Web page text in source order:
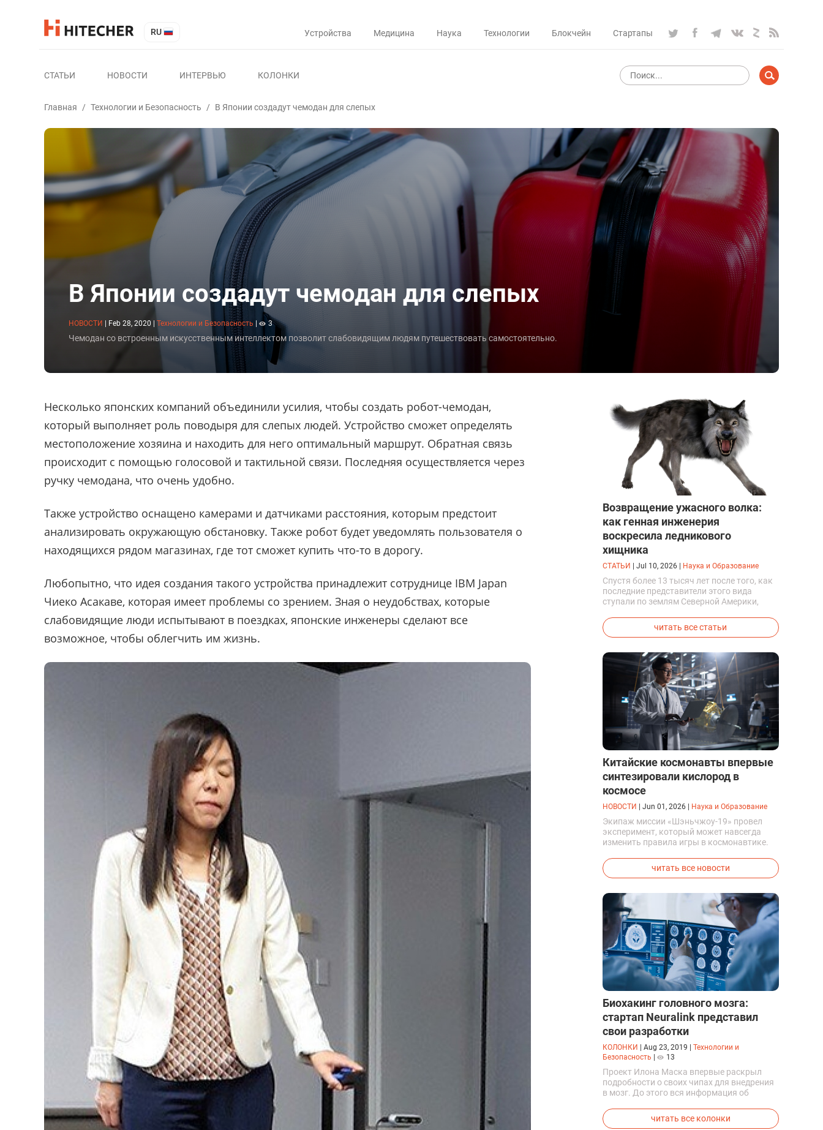
RU Устройства Медицина Наука Технологии Блокчейн Стартапы
СТАТЬИ НОВОСТИ ИНТЕРВЬЮ КОЛОНКИ
Главная / Технологии и Безопасность / В Японии создадут чемодан для слепых
В Японии создадут чемодан для слепых
НОВОСТИ | Feb 28, 2020 Технологии и Безопасность 3
Чемодан со встроенным искусственным интеллектом позволит слабовидящим людям путешествовать самостоятельно.
Несколько японских компаний объединили усилия, чтобы создать робот-чемодан,
который выполняет роль поводыря для слепых людей. Устройство сможет определять
местоположение хозяина и находить для него оптимальный маршрут. Обратная связь
происходит с помощью голосовой и тактильной связи. Последняя осуществляется через
ручку чемодана, что очень удобно.
Также устройство оснащено камерами и датчиками расстояния, которым предстоит
анализировать окружающую обстановку. Также робот будет уведомлять пользователя о
находящихся рядом магазинах, где тот сможет купить что-то в дорогу.
Любопытно, что идея создания такого устройства принадлежит сотруднице IBM Japan
Чиеко Асакаве, которая имеет проблемы со зрением. Зная о неудобствах, которые
слабовидящие люди испытывают в поездках, японские инженеры сделают все
возможное, чтобы облегчить им жизнь.
Возвращение ужасного волка:
как генная инженерия
воскресила ледникового
хищника
СТАТЬИ Jul 10, 2026 Наука и Образование
Спустя более 13 тысяч лет после того, как
последние представители этого вида
ступали по землям Северной Америки,
вывели первых генетически
модифицированных щенков с фенотипом
читать все статьи
Китайские космонавты впервые
синтезировали кислород в
космосе
НОВОСТИ Jun 01, 2026 Наука и Образование
Экипаж миссии «Шэньчжоу-19» провел
эксперимент, который может навсегда
изменить правила игры в космонавтике.
успешно синтезировали кислород и
компоненты ракетного топлива с
прямо на орбите.
читать все новости
Биохакинг головного мозга:
стартап Neuralink представил
свои разработки
КОЛОНКИ Aug 23, 2019
Технологии и
Безопасность
13
Проект Илона Маска впервые раскрыл
подробности о своих чипах для внедрения
в мозг. До этого вся информация об
читать все колонки